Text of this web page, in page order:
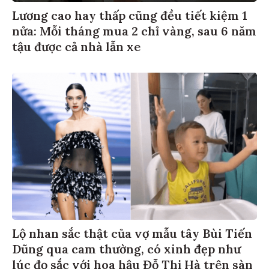
Lương cao hay thấp cũng đều tiết kiệm 1
nửa: Mỗi tháng mua 2 chỉ vàng, sau 6 năm
tậu được cả nhà lẫn xe
Lộ nhan sắc thật của vợ mẫu tây Bùi Tiến
Dũng qua cam thường, có xinh đẹp như